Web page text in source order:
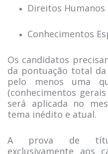
Direitos Humanos
Conhecimentos
Os candidatos
da pontuação total
pelo menos uma
(conhecimentos
será aplicada no
tema inédito e atual.
A prova de
exclusivamente aos